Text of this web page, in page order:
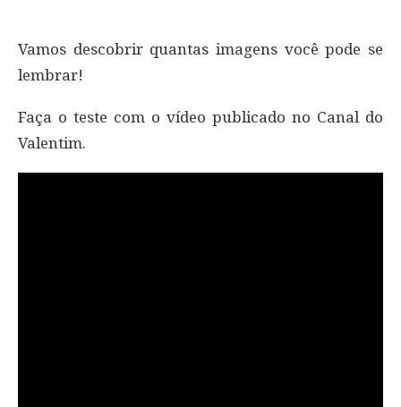
Vamos descobrir quantas imagens você pode se
lembrar!
Faça o teste com o vídeo publicado no Canal do
Valentim.